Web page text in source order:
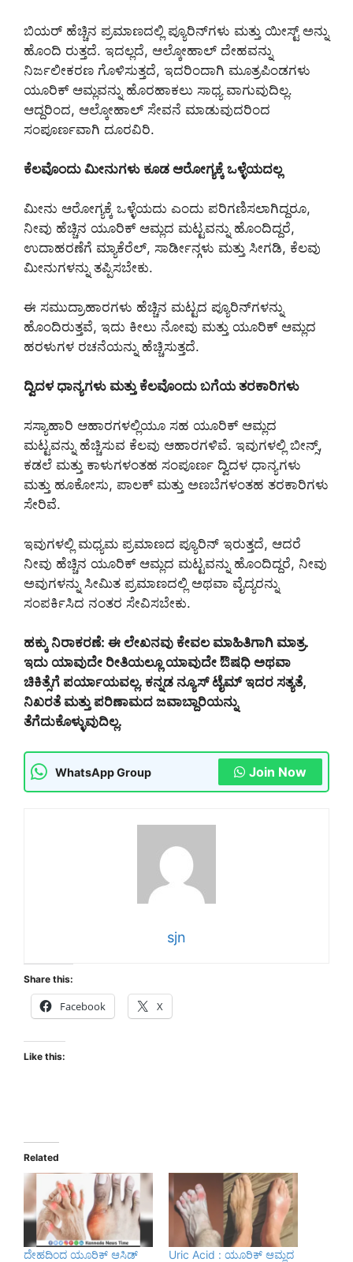
ಬಿಯರ್ ಹೆಚ್ಚಿನ ಪ್ರಮಾಣದಲ್ಲಿ ಪ್ಯೂರಿನ್‌ಗಳು ಮತ್ತು ಯೀಸ್ಟ್ ಅನ್ನು
ಹೊಂದಿ ರುತ್ತದೆ. ಇದಲ್ಲದೆ, ಆಲ್ಕೋಹಾಲ್ ದೇಹವನ್ನು
ನಿರ್ಜಲೀಕರಣ ಗೊಳಿಸುತ್ತದೆ, ಇದರಿಂದಾಗಿ ಮೂತ್ರಪಿಂಡಗಳು
ಯೂರಿಕ್ ಆಮ್ಲವನ್ನು ಹೊರಹಾಕಲು ಸಾಧ್ಯ ವಾಗುವುದಿಲ್ಲ.
ಆದ್ದರಿಂದ, ಆಲ್ಕೋಹಾಲ್ ಸೇವನೆ ಮಾಡುವುದರಿಂದ
ಸಂಪೂರ್ಣವಾಗಿ ದೂರವಿರಿ.
ಕೆಲವೊಂದು ಮೀನುಗಳು ಕೂಡ ಆರೋಗ್ಯಕ್ಕೆ ಒಳ್ಳೆಯದಲ್ಲ
ಮೀನು ಆರೋಗ್ಯಕ್ಕೆ ಒಳ್ಳೆಯದು ಎಂದು ಪರಿಗಣಿಸಲಾಗಿದ್ದರೂ,
ನೀವು ಹೆಚ್ಚಿನ ಯೂರಿಕ್ ಆಮ್ಲದ ಮಟ್ಟವನ್ನು ಹೊಂದಿದ್ದರೆ,
ಉದಾಹರಣೆಗೆ ಮ್ಯಾಕೆರೆಲ್, ಸಾರ್ಡೀನ್ಗಳು ಮತ್ತು ಸೀಗಡಿ, ಕೆಲವು
ಮೀನುಗಳನ್ನು ತಪ್ಪಿಸಬೇಕು.
ಈ ಸಮುದ್ರಾಹಾರಗಳು ಹೆಚ್ಚಿನ ಮಟ್ಟದ ಪ್ಯೂರಿನ್‌ಗಳನ್ನು
ಹೊಂದಿರುತ್ತವೆ, ಇದು ಕೀಲು ನೋವು ಮತ್ತು ಯೂರಿಕ್ ಆಮ್ಲದ
ಹರಳುಗಳ ರಚನೆಯನ್ನು ಹೆಚ್ಚಿಸುತ್ತದೆ.
ದ್ವಿದಳ ಧಾನ್ಯಗಳು ಮತ್ತು ಕೆಲವೊಂದು ಬಗೆಯ ತರಕಾರಿಗಳು
ಸಸ್ಯಾಹಾರಿ ಆಹಾರಗಳಲ್ಲಿಯೂ ಸಹ ಯೂರಿಕ್ ಆಮ್ಲದ
ಮಟ್ಟವನ್ನು ಹೆಚ್ಚಿಸುವ ಕೆಲವು ಆಹಾರಗಳಿವೆ. ಇವುಗಳಲ್ಲಿ ಬೀನ್ಸ್,
ಕಡಲೆ ಮತ್ತು ಕಾಳುಗಳಂತಹ ಸಂಪೂರ್ಣ ದ್ವಿದಳ ಧಾನ್ಯಗಳು
ಮತ್ತು ಹೂಕೋಸು, ಪಾಲಕ್ ಮತ್ತು ಅಣಬೆಗಳಂತಹ ತರಕಾರಿಗಳು
ಸೇರಿವೆ.
ಇವುಗಳಲ್ಲಿ ಮಧ್ಯಮ ಪ್ರಮಾಣದ ಪ್ಯೂರಿನ್ ಇರುತ್ತದೆ, ಆದರೆ
ನೀವು ಹೆಚ್ಚಿನ ಯೂರಿಕ್ ಆಮ್ಲದ ಮಟ್ಟವನ್ನು ಹೊಂದಿದ್ದರೆ, ನೀವು
ಅವುಗಳನ್ನು ಸೀಮಿತ ಪ್ರಮಾಣದಲ್ಲಿ ಅಥವಾ ವೈದ್ಯರನ್ನು
ಸಂಪರ್ಕಿಸಿದ ನಂತರ ಸೇವಿಸಬೇಕು.
ಹಕ್ಕು ನಿರಾಕರಣೆ: ಈ ಲೇಖನವು ಕೇವಲ ಮಾಹಿತಿಗಾಗಿ ಮಾತ್ರ.
ಇದು ಯಾವುದೇ ರೀತಿಯಲ್ಲೂ ಯಾವುದೇ ಔಷಧಿ ಅಥವಾ
ಚಿಕಿತ್ಸೆಗೆ ಪರ್ಯಾಯವಲ್ಲ. ಕನ್ನಡ ನ್ಯೂಸ್ ಟೈಮ್ ಇದರ ಸತ್ಯತೆ,
ನಿಖರತೆ ಮತ್ತು ಪರಿಣಾಮದ ಜವಾಬ್ದಾರಿಯನ್ನು
ತೆಗೆದುಕೊಳ್ಳುವುದಿಲ್ಲ.
WhatsApp Group Join Now
sjn
Share this:
Facebook X
Like this:
Related
ದೇಹದಿಂದ ಯೂರಿಕ್ ಆಸಿಡ್
Uric Acid : ಯೂರಿಕ್ ಆಮ್ಲದ